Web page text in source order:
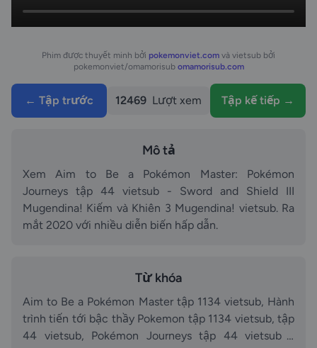
Phim được thuyết minh bởi pokemonviet.com và vietsub bởi
pokemonviet/omamorisub omamorisub.com
← Tập trước 12469 Lượt xem Tập kế tiếp →
Mô tả
Xem Aim to Be a Pokémon Master: Pokémon
Journeys tập 44 vietsub - Sword and Shield III
Mugendina! Kiếm và Khiên 3 Mugendina! vietsub. Ra
mắt 2020 với nhiều diễn biến hấp dẫn.
Từ khóa
Aim to Be a Pokémon Master tập 1134 vietsub, Hành
trình tiến tới bậc thầy Pokemon tập 1134 vietsub, tập
44 vietsub, Pokémon Journeys tập 44 vietsub -